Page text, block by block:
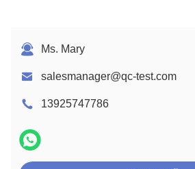
Ms. Mary
salesmanager@qc-test.com
13925747786